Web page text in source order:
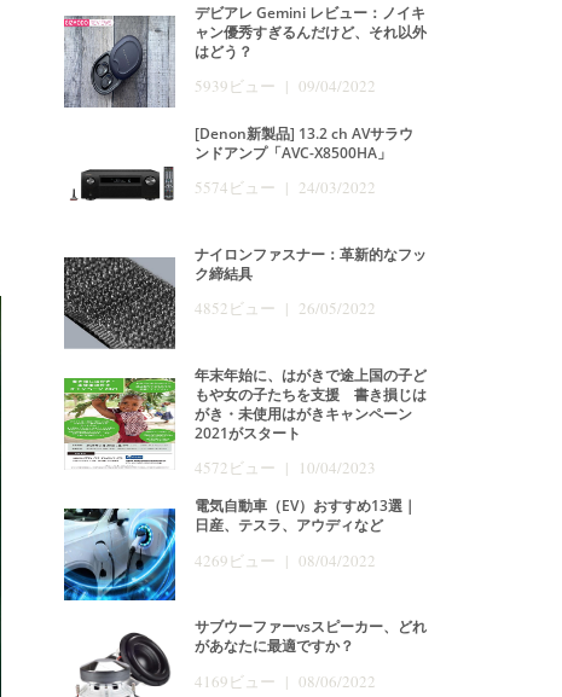
デビアレ Gemini レビュー：ノイキ
ャン優秀すぎるんだけど、それ以外
はどう？
5939ビュー | 09/04/2022
[Denon新製品] 13.2 ch AVサラウ
ンドアンプ「AVC-X8500HA」
5574ビュー | 24/03/2022
ナイロンファスナー：革新的なフッ
ク締結具
4852ビュー | 26/05/2022
年末年始に、はがきで途上国の子ど
もや女の子たちを支援 書き損じは
がき・未使用はがきキャンペーン
2021がスタート
4572ビュー | 10/04/2023
電気自動車（EV）おすすめ13選｜
日産、テスラ、アウディなど
4269ビュー | 08/04/2022
サブウーファーvsスピーカー、どれ
があなたに最適ですか？
4169ビュー | 08/06/2022